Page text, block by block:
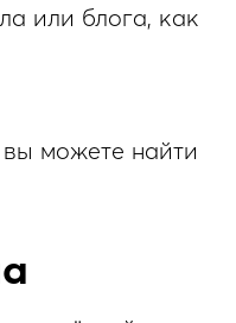
или блога, как
можете найти